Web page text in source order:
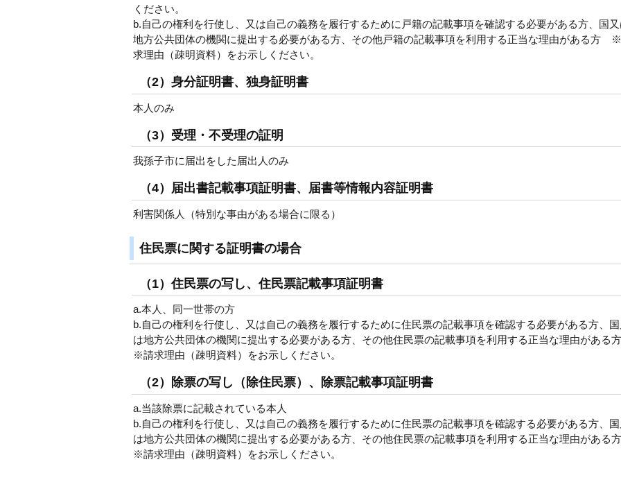
ください。
b.自己の権利を行使し、又は自己の義務を履行するために戸籍の記載事項を確認する必要がある方、国又
地方公共団体の機関に提出する必要がある方、その他戸籍の記載事項を利用する正当な理由がある方
求理由（疎明資料）をお示しください。
（2）身分証明書、独身証明書
本人のみ
（3）受理・不受理の証明
我孫子市に届出をした届出人のみ
（4）届出書記載事項証明書、届書等情報内容証明書
利害関係人（特別な事由がある場合に限る）
住民票に関する証明書の場合
（1）住民票の写し、住民票記載事項証明書
a.本人、同一世帯の方
b.自己の権利を行使し、又は自己の義務を履行するために住民票の記載事項を確認する必要がある方、国
は地方公共団体の機関に提出する必要がある方、その他住民票の記載事項を利用する正当な理由がある
※請求理由（疎明資料）をお示しください。
（2）除票の写し（除住民票）、除票記載事項証明書
a.当該除票に記載されている本人
b.自己の権利を行使し、又は自己の義務を履行するために住民票の記載事項を確認する必要がある方、国
は地方公共団体の機関に提出する必要がある方、その他住民票の記載事項を利用する正当な理由がある
※請求理由（疎明資料）をお示しください。